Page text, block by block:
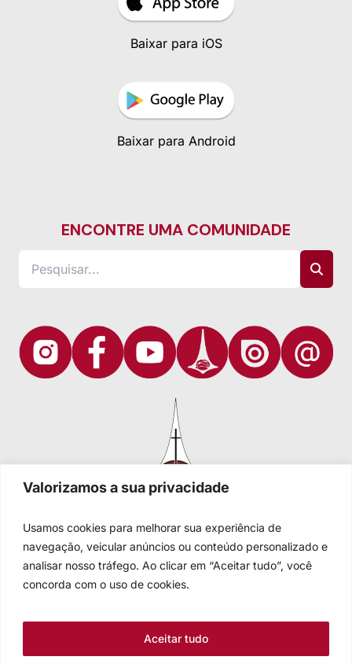
Valorizamos a sua privacidade
Usamos cookies para melhorar sua experiência de
navegação, veicular anúncios ou conteúdo personalizado e
analisar nosso tráfego. Ao clicar em “Aceitar tudo”, você
concorda com o uso de cookies.
Aceitar tudo
Baixar para iOS
Baixar para Android
ENCONTRE UMA COMUNIDADE
Igreja Evangélica de Confissão Luterana no Brasil
Sede nacional: Rua Senhor dos Passos, 202/4º andar Centro -